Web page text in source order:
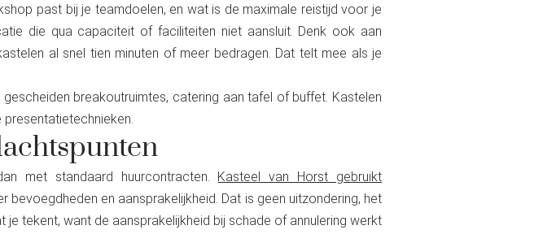
past bij je teamdoelen, en wat is de maximale reistijd voor je
die qua capaciteit of faciliteiten niet aansluit. Denk ook aan
al snel tien minuten of meer bedragen. Dat telt mee als je
breakoutruimtes, catering aan tafel of buffet. Kastelen
met standaard huurcontracten. Kasteel van Horst gebruikt
en aansprakelijkheid. Dat is geen uitzondering, het
tekent, want de aansprakelijkheid bij schade of annulering werkt